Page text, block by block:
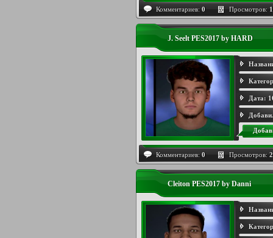
Комментариев: 0 Просмотров:
J. Seelt PES2017 by HARD
Дата:
Комментариев: 0 Просмотров:
Cleiton PES2017 by Danni